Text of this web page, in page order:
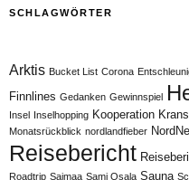
SCHLAGWÖRTER
Arktis Bucket List Corona
Finnlines Gedanken Gewinnspiel
Insel Inselhopping Kooperation
Monatsrückblick nordlandfieber
Reisebericht
Roadtrip Saimaa Sami Osala Sauna